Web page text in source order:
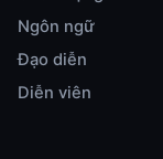
Ngôn ngữ
Đạo diễn
Diễn viên